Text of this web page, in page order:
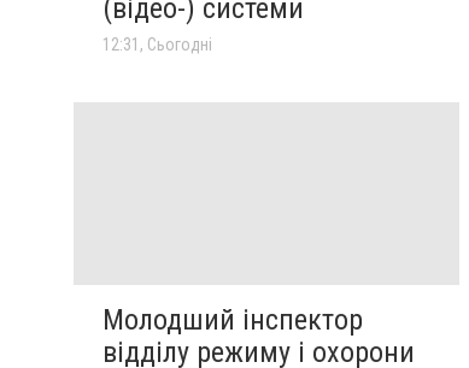
(відео-) системи
12:31, Сьогодні
Молодший інспектор
відділу режиму і охорони